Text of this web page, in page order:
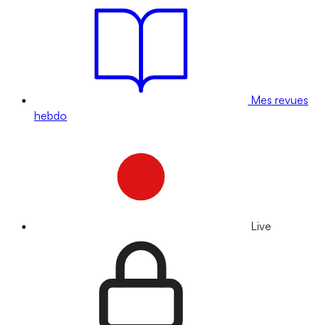
Mes revues
hebdo
Live